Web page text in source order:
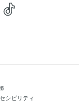
シビリティ